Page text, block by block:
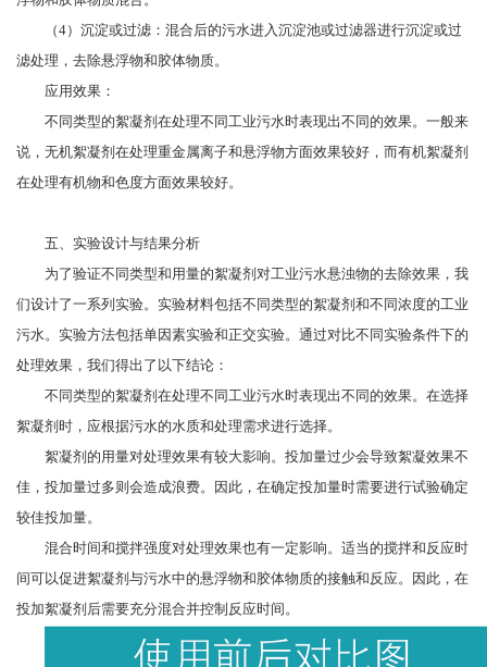
（4）沉淀或过滤：混合后的污水进入沉淀池或过滤器进行沉淀或过
滤处理，去除悬浮物和胶体物质。
应用效果：
不同类型的絮凝剂在处理不同工业污水时表现出不同的效果。一般来
说，无机絮凝剂在处理重金属离子和悬浮物方面效果较好，而有机絮凝剂
在处理有机物和色度方面效果较好。
五、实验设计与结果分析
为了验证不同类型和用量的絮凝剂对工业污水悬浊物的去除效果，我
们设计了一系列实验。实验材料包括不同类型的絮凝剂和不同浓度的工业
污水。实验方法包括单因素实验和正交实验。通过对比不同实验条件下的
处理效果，我们得出了以下结论：
不同类型的絮凝剂在处理不同工业污水时表现出不同的效果。在选择
絮凝剂时，应根据污水的水质和处理需求进行选择。
絮凝剂的用量对处理效果有较大影响。投加量过少会导致絮凝效果不
佳，投加量过多则会造成浪费。因此，在确定投加量时需要进行试验确定
较佳投加量。
混合时间和搅拌强度对处理效果也有一定影响。适当的搅拌和反应时
间可以促进絮凝剂与污水中的悬浮物和胶体物质的接触和反应。因此，在
投加絮凝剂后需要充分混合并控制反应时间。